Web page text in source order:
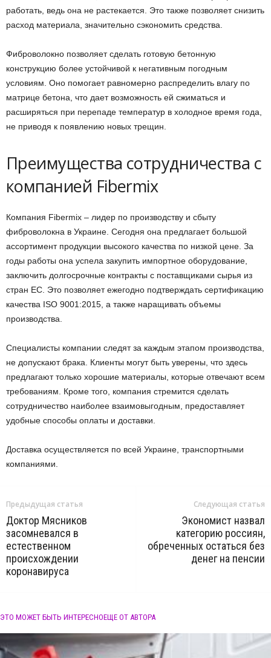
работать, ведь она не растекается. Это также позволяет снизить
расход материала, значительно сэкономить средства.
Фиброволокно позволяет сделать готовую бетонную
конструкцию более устойчивой к негативным погодным
условиям. Оно помогает равномерно распределить влагу по
матрице бетона, что дает возможность ей сжиматься и
расширяться при перепаде температур в холодное время года,
не приводя к появлению новых трещин.
Преимущества сотрудничества с
компанией Fibermix
Компания Fibermix – лидер по производству и сбыту
фиброволокна в Украине. Сегодня она предлагает большой
ассортимент продукции высокого качества по низкой цене. За
годы работы она успела закупить импортное оборудование,
заключить долгосрочные контракты с поставщиками сырья из
стран ЕС. Это позволяет ежегодно подтверждать сертификацию
качества ISO 9001:2015, а также наращивать объемы
производства.
Специалисты компании следят за каждым этапом производства,
не допускают брака. Клиенты могут быть уверены, что здесь
предлагают только хорошие материалы, которые отвечают всем
требованиям. Кроме того, компания стремится сделать
сотрудничество наиболее взаимовыгодным, предоставляет
удобные способы оплаты и доставки.
Доставка осуществляется по всей Украине, транспортными
компаниями.
Предыдущая статья
Доктор Мясников
засомневался в
естественном
происхождении
коронавируса
Следующая статья
Экономист назвал
категорию россиян,
обреченных остаться без
денег на пенсии
ЭТО МОЖЕТ БЫТЬ ИНТЕРЕСНОЕЩЕ ОТ АВТОРА